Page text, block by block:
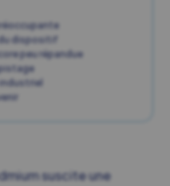
dispositif
peu répandue
suscite une